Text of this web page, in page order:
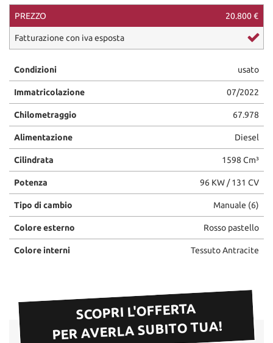
PREZZO 20.800 €
Fatturazione con iva esposta
Condizioni usato
Immatricolazione 07/2022
Chilometraggio 67.978
Alimentazione Diesel
Cilindrata 1598 Cm³
Potenza 96 KW / 131 CV
Tipo di cambio Manuale (6)
Colore esterno Rosso pastello
Colore interni Tessuto Antracite
SCOPRI L'OFFERTA
PER AVERLA SUBITO TUA!